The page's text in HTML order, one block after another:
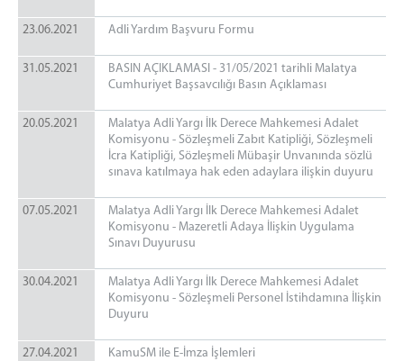
23.06.2021 Adli Yardım Başvuru Formu
31.05.2021
BASIN AÇIKLAMASI - 31/05/2021 tarihli Malatya
Cumhuriyet Başsavcılığı Basın Açıklaması
20.05.2021
Malatya Adli Yargı İlk Derece Mahkemesi Adalet
Komisyonu - Sözleşmeli Zabıt Katipliği, Sözleşmeli
İcra Katipliği, Sözleşmeli Mübaşir Unvanında sözlü
sınava katılmaya hak eden adaylara ilişkin duyuru
07.05.2021
Malatya Adli Yargı İlk Derece Mahkemesi Adalet
Komisyonu - Mazeretli Adaya İlişkin Uygulama
Sınavı Duyurusu
30.04.2021
Malatya Adli Yargı İlk Derece Mahkemesi Adalet
Komisyonu - Sözleşmeli Personel İstihdamına İlişkin
Duyuru
27.04.2021 KamuSM ile E-İmza İşlemleri